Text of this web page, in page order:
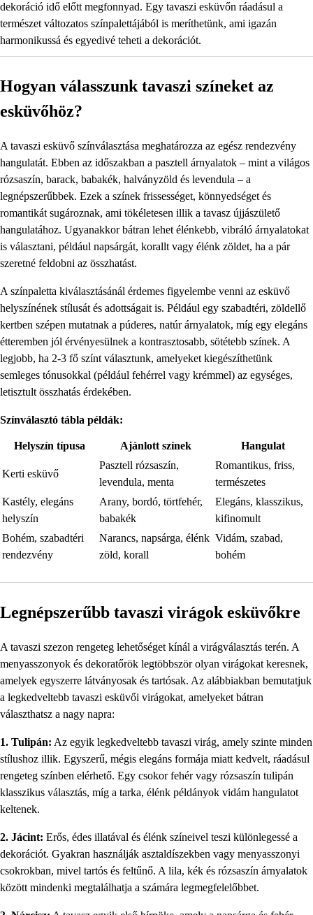
dekoráció idő előtt megfonnyad. Egy tavaszi esküvőn ráadásul a
természet változatos színpalettájából is meríthetünk, ami igazán
harmonikussá és egyedivé teheti a dekorációt.
Hogyan válasszunk tavaszi színeket az
esküvőhöz?
A tavaszi esküvő színválasztása meghatározza az egész rendezvény
hangulatát. Ebben az időszakban a pasztell árnyalatok – mint a világos
rózsaszín, barack, babakék, halványzöld és levendula – a
legnépszerűbbek. Ezek a színek frissességet, könnyedséget és
romantikát sugároznak, ami tökéletesen illik a tavasz újjászülető
hangulatához. Ugyanakkor bátran lehet élénkebb, vibráló árnyalatokat
is választani, például napsárgát, korallt vagy élénk zöldet, ha a pár
szeretné feldobni az összhatást.
A színpaletta kiválasztásánál érdemes figyelembe venni az esküvő
helyszínének stílusát és adottságait is. Például egy szabadtéri, zöldellő
kertben szépen mutatnak a púderes, natúr árnyalatok, míg egy elegáns
étteremben jól érvényesülnek a kontrasztosabb, sötétebb színek. A
legjobb, ha 2-3 fő színt választunk, amelyeket kiegészíthetünk
semleges tónusokkal (például fehérrel vagy krémmel) az egységes,
letisztult összhatás érdekében.
Színválasztó tábla példák:
Helyszín típusa Ajánlott színek Hangulat
Kerti esküvő
Pasztell rózsaszín,
levendula, menta
Romantikus, friss,
természetes
Kastély, elegáns
helyszín
Arany, bordó, törtfehér,
babakék
Elegáns, klasszikus,
kifinomult
Bohém, szabadtéri
rendezvény
Narancs, napsárga, élénk
zöld, korall
Vidám, szabad,
bohém
Legnépszerűbb tavaszi virágok esküvőkre
A tavaszi szezon rengeteg lehetőséget kínál a virágválasztás terén. A
menyasszonyok és dekoratőrök legtöbbször olyan virágokat keresnek,
amelyek egyszerre látványosak és tartósak. Az alábbiakban bemutatjuk
a legkedveltebb tavaszi esküvői virágokat, amelyeket bátran
választhatsz a nagy napra:
1. Tulipán: Az egyik legkedveltebb tavaszi virág, amely szinte minden
stílushoz illik. Egyszerű, mégis elegáns formája miatt kedvelt, ráadásul
rengeteg színben elérhető. Egy csokor fehér vagy rózsaszín tulipán
klasszikus választás, míg a tarka, élénk példányok vidám hangulatot
keltenek.
2. Jácint: Erős, édes illatával és élénk színeivel teszi különlegessé a
dekorációt. Gyakran használják asztaldíszekben vagy menyasszonyi
csokrokban, mivel tartós és feltűnő. A lila, kék és rózsaszín árnyalatok
között mindenki megtalálhatja a számára legmegfelelőbbet.